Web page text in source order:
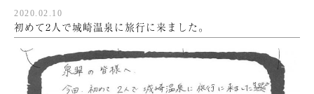
2020.02.10
初めて2人で城崎温泉に旅行に来ました。